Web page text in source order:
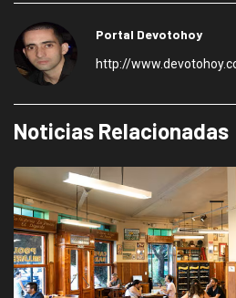
Portal Devotohoy
http://
Noticias Relacionadas